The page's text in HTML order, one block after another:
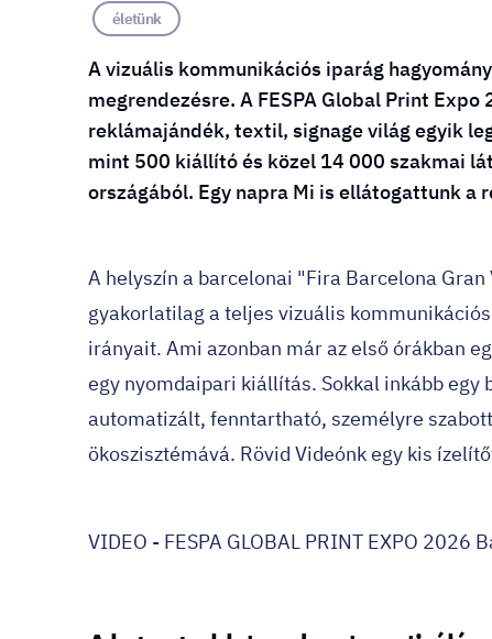
életünk
A vizuális kommunikációs iparág
megrendezésre. A FESPA Global Print
reklámajándék, textil, signage világ egyik
mint 500 kiállító és közel 14 000 szakmai
országából. Egy napra Mi is ellátogattunk a
A helyszín a barcelonai "Fira Barcelona
gyakorlatilag a teljes vizuális
irányait. Ami azonban már az első órákban
egy nyomdaipari kiállítás. Sokkal inkább
automatizált, fenntartható, személyre
ökoszisztémává. Rövid Videónk egy kis
VIDEO - FESPA GLOBAL PRINT EXPO 2026